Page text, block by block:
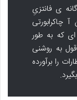
ی فانتزیِ
چاکرابورتی
که به طور
به روشنی
را برآورده